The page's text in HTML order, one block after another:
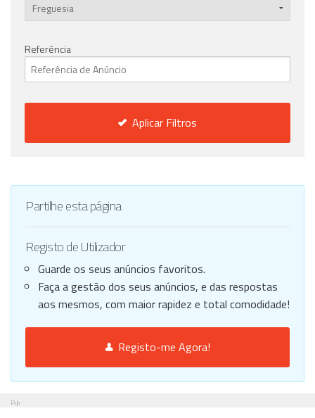
Referência
Aplicar Filtros
Partilhe esta página
Registo de Utilizador
Guarde os seus anúncios favoritos.
Faça a gestão dos seus anúncios, e das respostas
aos mesmos, com maior rapidez e total comodidade!
Registo-me Agora!
Pub